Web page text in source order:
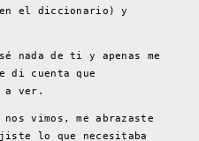
en el diccionario) y
nada de ti y apenas me
di cuenta que
a ver.
vimos, me abrazaste
lo que necesitaba